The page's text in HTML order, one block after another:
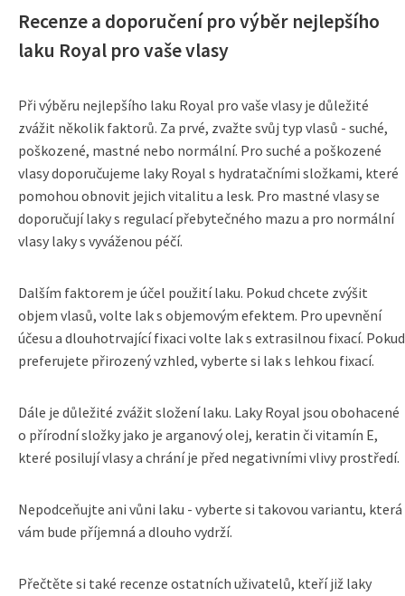
Recenze a doporučení pro výběr nejlepšího
laku Royal pro vaše vlasy
Při výběru nejlepšího laku Royal pro vaše vlasy je důležité
zvážit několik faktorů. Za prvé, zvažte svůj typ vlasů - suché,
poškozené, mastné nebo normální. Pro suché a poškozené
vlasy doporučujeme laky Royal s hydratačními složkami, které
pomohou obnovit jejich vitalitu a lesk. Pro mastné vlasy se
doporučují laky s regulací přebytečného mazu a pro normální
vlasy laky s vyváženou péčí.
Dalším faktorem je účel použití laku. Pokud chcete zvýšit
objem vlasů, volte lak s objemovým efektem. Pro upevnění
účesu a dlouhotrvající fixaci volte lak s extrasilnou fixací. Pokud
preferujete přirozený vzhled, vyberte si lak s lehkou fixací.
Dále je důležité zvážit složení laku. Laky Royal jsou obohacené
o přírodní složky jako je arganový olej, keratin či vitamín E,
které posilují vlasy a chrání je před negativními vlivy prostředí.
Nepodceňujte ani vůni laku - vyberte si takovou variantu, která
vám bude příjemná a dlouho vydrží.
Přečtěte si také recenze ostatních uživatelů, kteří již laky